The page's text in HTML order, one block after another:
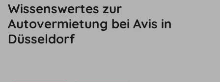
Wissenswertes zur
Autovermietung bei Avis in
Düsseldorf